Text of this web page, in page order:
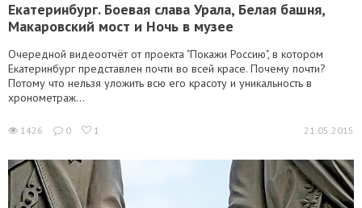
Екатеринбург. Боевая слава Урала, Белая башня,
Макаровский мост и Ночь в музее
Очередной видеоотчёт от проекта "Покажи Россию", в котором
Екатеринбург представлен почти во всей красе. Почему почти?
Потому что нельзя уложить всю его красоту и уникальность в
хронометраж...
1426 0 1 21.05.2015